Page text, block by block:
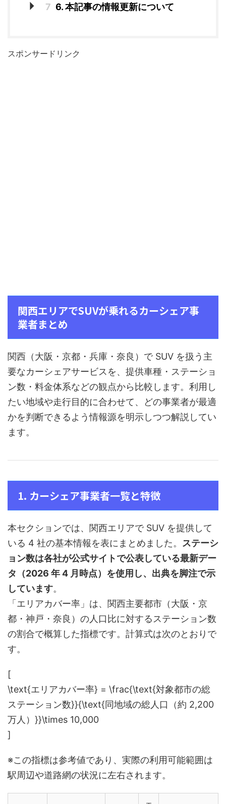
7 6. 本記事の情報更新について
スポンサードリンク
関西エリアでSUVが乗れるカーシェア事
業者まとめ
関西（大阪・京都・兵庫・奈良）で SUV を扱う主
要なカーシェアサービスを、提供車種・ステーショ
ン数・料金体系などの観点から比較します。利用し
たい地域や走行目的に合わせて、どの事業者が最適
かを判断できるよう情報源を明示しつつ解説してい
ます。
1. カーシェア事業者一覧と特徴
本セクションでは、関西エリアで SUV を提供して
いる 4 社の基本情報を表にまとめました。 ステーシ
ョン数は各社が公式サイトで公表している最新デー
タ（2026 年 4 月時点）を使用し、出典を脚注で示
しています。
「エリアカバー率」は、関西主要都市（大阪・京
都・神戸・奈良）の人口比に対するステーション数
の割合で概算した指標です。計算式は次のとおりで
す。
[
\text{エリアカバー率} = \frac{\text{対象都市の総
ステーション数}}{\text{同地域の総人口（約 2,200
万人）}}\times 10,000
]
※この指標は参考値であり、実際の利用可能範囲は
駅周辺や道路網の状況に左右されます。